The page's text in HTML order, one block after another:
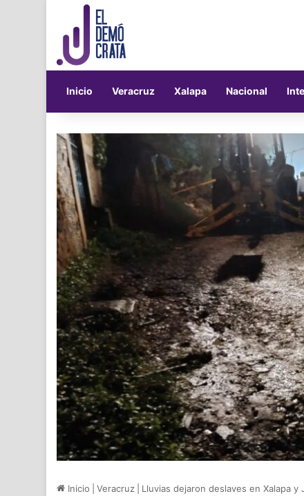
Inicio Veracruz Xalapa Nacional
Inicio Veracruz Lluvias dejaron deslaves en Xalapa